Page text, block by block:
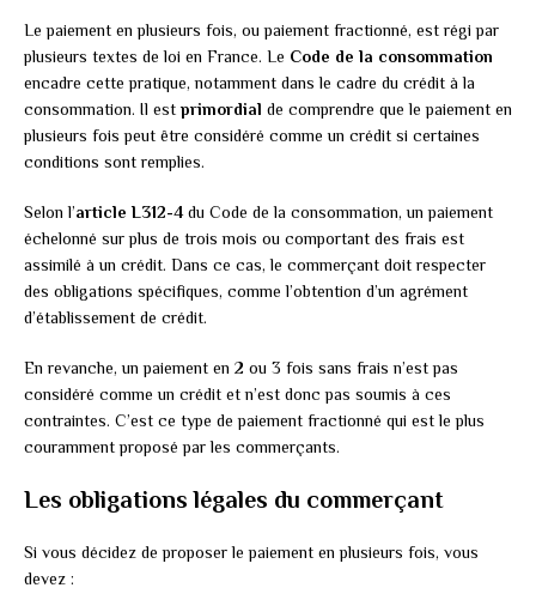
Le paiement en plusieurs fois, ou paiement fractionné, est régi par
plusieurs textes de loi en France. Le Code de la consommation
encadre cette pratique, notamment dans le cadre du crédit à la
consommation. Il est primordial de comprendre que le paiement en
plusieurs fois peut être considéré comme un crédit si certaines
conditions sont remplies.
Selon l’article L312-4du Code de la consommation, un paiement
échelonné sur plus de trois mois ou comportant des frais est
assimilé à un crédit. Dans ce cas, le commerçant doit respecter
des obligations spécifiques, comme l’obtention d’un agrément
d’établissement de crédit.
En revanche, un paiement en 2 ou 3 fois sans frais n’est pas
considéré comme un crédit et n’est donc pas soumis à ces
contraintes. C’est ce type de paiement fractionné qui est le plus
couramment proposé par les commerçants.
Les obligations légales du commerçant
Si vous décidez de proposer le paiement en plusieurs fois, vous
devez :